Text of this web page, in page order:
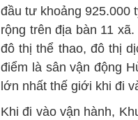
đầu tư khoảng 925.000
rộng trên địa bàn 11
đô thị thể thao, đô thị
điểm là sân vận động
lớn nhất thế giới khi đi
Khi đi vào vận hành,